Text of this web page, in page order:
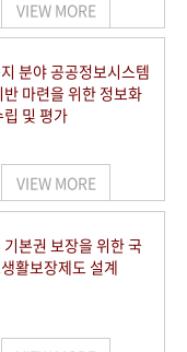
VIEW MORE
분야 공공정보시스템
마련을 위한 정보화
립 및 평가
VIEW MORE
본권 보장을 위한 국
활보장제도 설계